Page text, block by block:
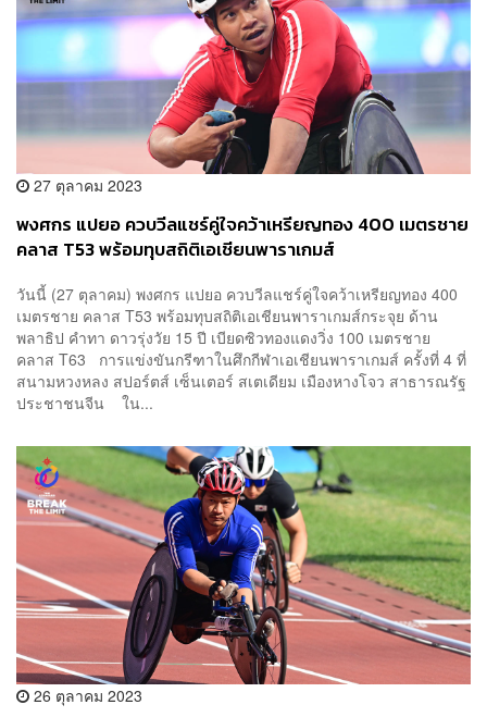
27 ตุลาคม 2023
พงศกร แปยอ ควบวีลแชร์คู่ใจคว้าเหรียญทอง 400 เมตรชาย
คลาส T53 พร้อมทุบสถิติเอเชียนพาราเกมส์
วันนี้ (27 ตุลาคม) พงศกร แปยอ ควบวีลแชร์คู่ใจคว้าเหรียญทอง 400
เมตรชาย คลาส T53 พร้อมทุบสถิติเอเชียนพาราเกมส์กระจุย ด้าน
พลาธิป คำทา ดาวรุ่งวัย 15 ปี เบียดซิวทองแดงวิ่ง 100 เมตรชาย
คลาส T63 การแข่งขันกรีฑาในศึกกีฬาเอเชียนพาราเกมส์ ครั้งที่ 4 ที่
สนามหวงหลง สปอร์ตส์ เซ็นเตอร์ สเตเดียม เมืองหางโจว สาธารณรัฐ
ประชาชนจีน ใน...
26 ตุลาคม 2023